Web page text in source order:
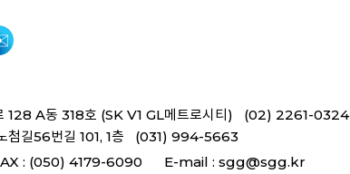
128 A동 318호 (SK V1 GL메트로시티) (02) 2261-0324
첨길56번길 101, 1층 (031) 994-5663
: (050) 4179-6090 E-mail : sgg@sgg.kr